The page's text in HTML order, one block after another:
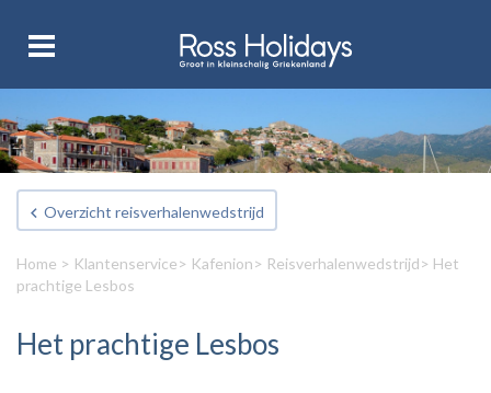
Overzicht reisverhalenwedstrijd
Home > Klantenservice> Kafenion> Reisverhalenwedstrijd> Het
prachtige Lesbos
Het prachtige Lesbos